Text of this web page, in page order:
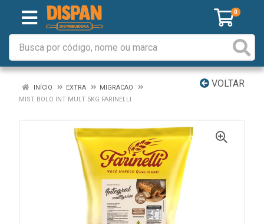
0
VOLTAR
INÍCIO EXTRA
MIGRACAO
MIST BOLO INT MULT 5KG FARINELLI